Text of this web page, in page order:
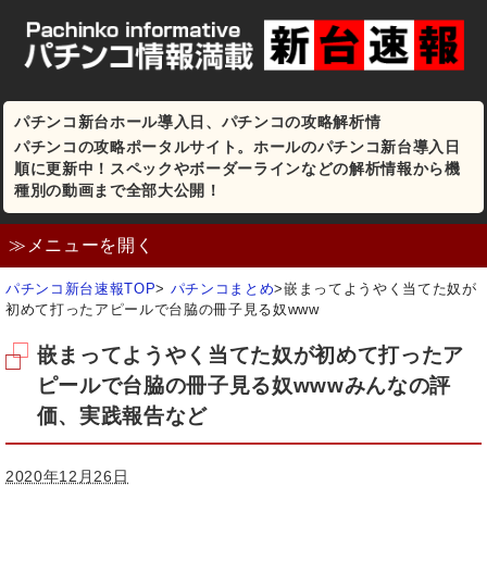
パチンコ新台ホール導入日、パチンコの攻略解析情
パチンコの攻略ポータルサイト。ホールのパチンコ新台導入日
順に更新中！スペックやボーダーラインなどの解析情報から機
種別の動画まで全部大公開！
≫メニューを開く
パチンコ新台速報TOP> パチンコまとめ>嵌まってようやく当てた奴が
初めて打ったアピールで台脇の冊子見る奴www
嵌まってようやく当てた奴が初めて打ったア
ピールで台脇の冊子見る奴wwwみんなの評
価、実践報告など
2020年12月26日